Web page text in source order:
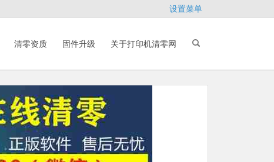
设置菜单
清零资质 固件升级 关于打印机清零网